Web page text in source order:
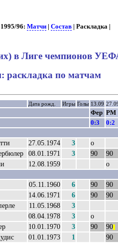
96:Матчи |Состав | Раскладка |
в Лиге чемпионов
раскладка по матчам
Дата рожд. Игры Голы 13.09
Фер РМ
0:3
0:2
27.05.1974 3 о
08.01.1971 3 90 90
12.08.1959 о
05.11.1960 6 90 90
14.06.1971 6 90 90
11.05.1968 3
08.04.1978 3 о
10.01.1970 3 90 90||
01.01.1973 1
90